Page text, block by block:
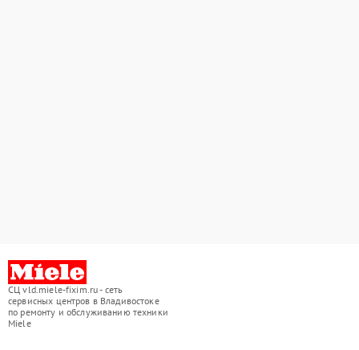
СЦ vld.miele-fixim.ru - сеть
сервисных центров в Владивостоке
по ремонту и обслуживанию техники
Miele